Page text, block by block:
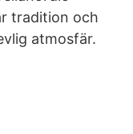
tradition och
atmosfär.